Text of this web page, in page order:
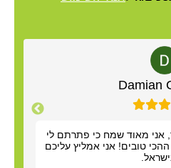
Yisrael
מאוד מנריה לויאני. הוא
מהר ונתן לנו הסברים